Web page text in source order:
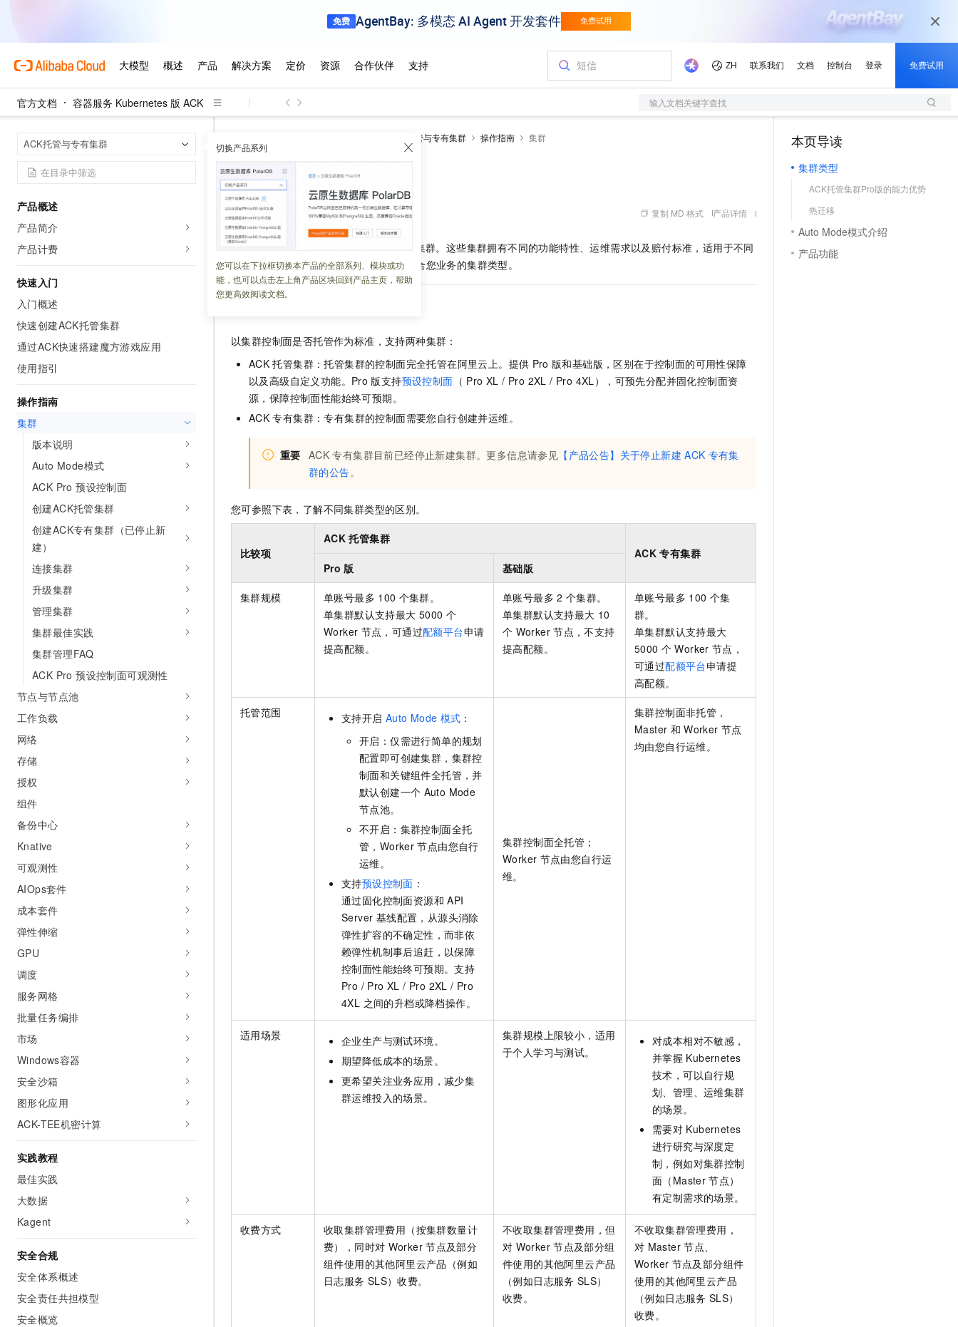
官方文档 容器服务 Kubernetes 版 ACK 输入文档关键字查找
ACK托管与专有集群 切换产品系列
您可以在下拉框切换本产品的全部系列、模块或功
能，也可以点击左上角产品区块回到产品主页，帮助
您更高效阅读文档。
产品概述
产品简介
产品计费
快速入门
入门概述
快速创建ACK托管集群
通过ACK快速搭建魔方游戏应用
使用指引
操作指南
集群
版本说明
Auto Mode模式
ACK Pro 预设控制面
创建ACK托管集群
创建ACK专有集群（已停止新
建）
连接集群
升级集群
管理集群
集群最佳实践
集群管理FAQ
ACK Pro 预设控制面可观测性
节点与节点池
工作负载
网络
存储
授权
组件
备份中心
Knative
可观测性
AIOps套件
成本套件
弹性伸缩
GPU
调度
服务网格
批量任务编排
市场
Windows容器
安全沙箱
图形化应用
ACK-TEE机密计算
实践教程
最佳实践
大数据
Kagent
安全合规
安全体系概述
安全责任共担模型
安全概览
ACK托管与专有集群 操作指南 集群
ACK集群概述
更新时间： 2026-05-19 03:40:06 复制 MD 格式 产品详情
容器服务 Kubernetes 版
提供多种类型的集群。这些集群拥有不同的功能特性、运维需求以及赔付标准，适用于不同
的场景。您可参照本文中的对比，选择适合您业务的集群类型。
以集群控制面是否托管作为标准，支持两种集群：
ACK 托管集群 ：托管集群的控制面完全托管在阿里云上。提供 Pro 版和基础版，区别在于控制面的可用性保障
以及高级自定义功能。Pro 版支持预设控制面 （ Pro XL / Pro 2XL / Pro 4XL），可预先分配并固化控制面资
源，保障控制面性能始终可预期。
ACK 专有集群 ：专有集群的控制面需要您自行创建并运维。
重要 ACK 专有集群目前已经停止新建集群。更多信息请参见 【产品公告】关于停止新建 ACK 专有集
群的公告。
您可参照下表，了解不同集群类型的区别。
比较项
ACK 托管集群
ACK 专有集群
Pro 版 基础版
集群规模 单账号最多 100 个集群。
单集群默认支持最大 5000 个
Worker 节点，可通过配额平台申请
提高配额。
单账号最多 2 个集群。
单集群默认支持最大 10
个 Worker 节点，不支持
提高配额。
单账号最多 100 个集
群。
单集群默认支持最大
5000 个 Worker 节点，
可通过配额平台申请提
高配额。
托管范围 支持开启 Auto Mode 模式 ：
开启：仅需进行简单的规划
配置即可创建集群，集群控
制面和关键组件全托管，并
默认创建一个 Auto Mode
节点池。
不开启：集群控制面全托
管，Worker 节点由您自行
运维。
支持预设控制面 ：
通过固化控制面资源和 API
Server 基线配置，从源头消除
弹性扩容的不确定性，而非依
赖弹性机制事后追赶，以保障
控制面性能始终可预期。支持
Pro / Pro XL / Pro 2XL / Pro
4XL 之间的升档或降档操作。
集群控制面全托管；
Worker 节点由您自行运
维。
集群控制面非托管，
Master 和 Worker 节点
均由您自行运维。
适用场景
企业生产与测试环境。
期望降低成本的场景。
更希望关注业务应用，减少集
群运维投入的场景。
集群规模上限较小，适用
于个人学习与测试。
对成本相对不敏感，
并掌握 Kubernetes
技术，可以自行规
划、管理、运维集群
的场景。
需要对 Kubernetes
进行研究与深度定
制，例如对集群控制
面（Master 节点）
有定制需求的场景。
收费方式
收取集群管理费用（按集群数量计
费），同时对 Worker 节点及部分
组件使用的其他阿里云产品（例如
日志服务 SLS）收费。
不收取集群管理费用，但
对 Worker 节点及部分组
件使用的其他阿里云产品
（例如日志服务 SLS）
收费。
不收取集群管理费用，
对 Master 节点、
Worker 节点及部分组件
使用的其他阿里云产品
（例如日志服务 SLS）
收费。
本页导读
集群类型
ACK托管集群Pro版的能力优势
热迁移
Auto Mode模式介绍
产品功能